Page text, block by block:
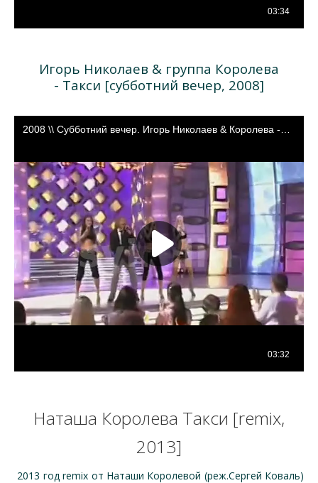
Игорь Николаев & группа Королева
- Такси [субботний вечер, 2008]
Наташа Королева Такси [remix,
2013]
2013 год remix от Наташи Королевой (реж.Сергей Коваль)